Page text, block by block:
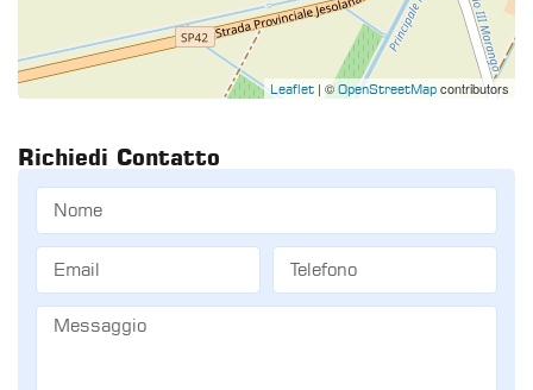
Leaflet | © OpenStreetMap contributors
Richiedi Contatto